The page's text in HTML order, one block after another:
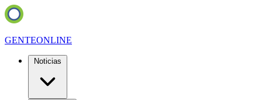
GENTEONLINE
Noticias